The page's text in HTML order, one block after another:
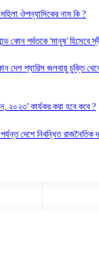
ঔপন্যাসিকের নাম কি ?
কোন পর্বতকে 'মানুষ' হিসেবে
দেশ প্যারিস জলবায়ু চুক্তি
২০২৩' কার্যকর করা হবে কবে ?
দেশে নিবন্ধিত রাজনৈতিক